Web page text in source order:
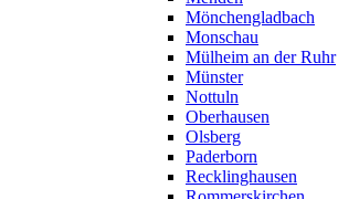
Mönchengladbach
Monschau
Mülheim an der Ruhr
Münster
Nottuln
Oberhausen
Olsberg
Paderborn
Recklinghausen